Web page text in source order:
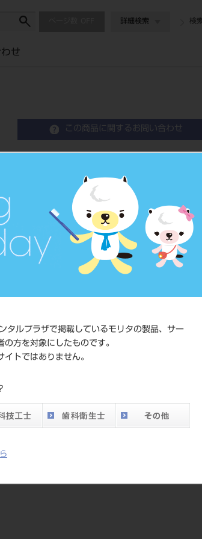
タルプラザで掲載しているモリタの製品、サー
方を対象にしたものです。
トではありません。
詳細検索 検
せ
この商品に関するお問い合わせ
SEC Oファイル H型
SEC O-File Type H
歯科用ファイル
品目コード 20239042825
JAN/EANコード 4546951505158
価格の確認は
ネット会員登
い。
メーカー
ジ